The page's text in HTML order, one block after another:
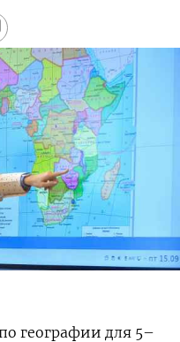
географии для 5–